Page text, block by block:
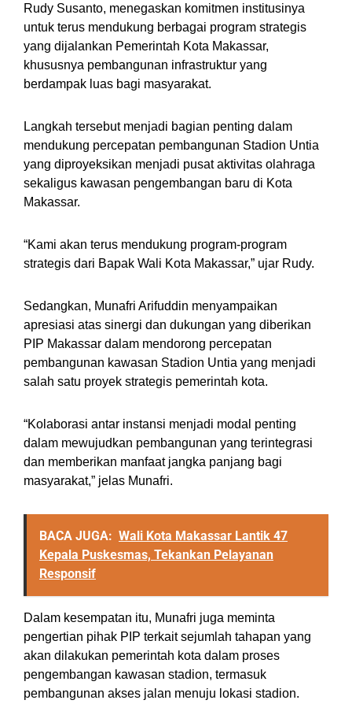
Rudy Susanto, menegaskan komitmen institusinya
untuk terus mendukung berbagai program strategis
yang dijalankan Pemerintah Kota Makassar,
khususnya pembangunan infrastruktur yang
berdampak luas bagi masyarakat.
Langkah tersebut menjadi bagian penting dalam
mendukung percepatan pembangunan Stadion Untia
yang diproyeksikan menjadi pusat aktivitas olahraga
sekaligus kawasan pengembangan baru di Kota
Makassar.
“Kami akan terus mendukung program-program
strategis dari Bapak Wali Kota Makassar,” ujar Rudy.
Sedangkan, Munafri Arifuddin menyampaikan
apresiasi atas sinergi dan dukungan yang diberikan
PIP Makassar dalam mendorong percepatan
pembangunan kawasan Stadion Untia yang menjadi
salah satu proyek strategis pemerintah kota.
“Kolaborasi antar instansi menjadi modal penting
dalam mewujudkan pembangunan yang terintegrasi
dan memberikan manfaat jangka panjang bagi
masyarakat,” jelas Munafri.
BACA JUGA: Wali Kota Makassar Lantik 47
Kepala Puskesmas, Tekankan Pelayanan
Responsif
Dalam kesempatan itu, Munafri juga meminta
pengertian pihak PIP terkait sejumlah tahapan yang
akan dilakukan pemerintah kota dalam proses
pengembangan kawasan stadion, termasuk
pembangunan akses jalan menuju lokasi stadion.